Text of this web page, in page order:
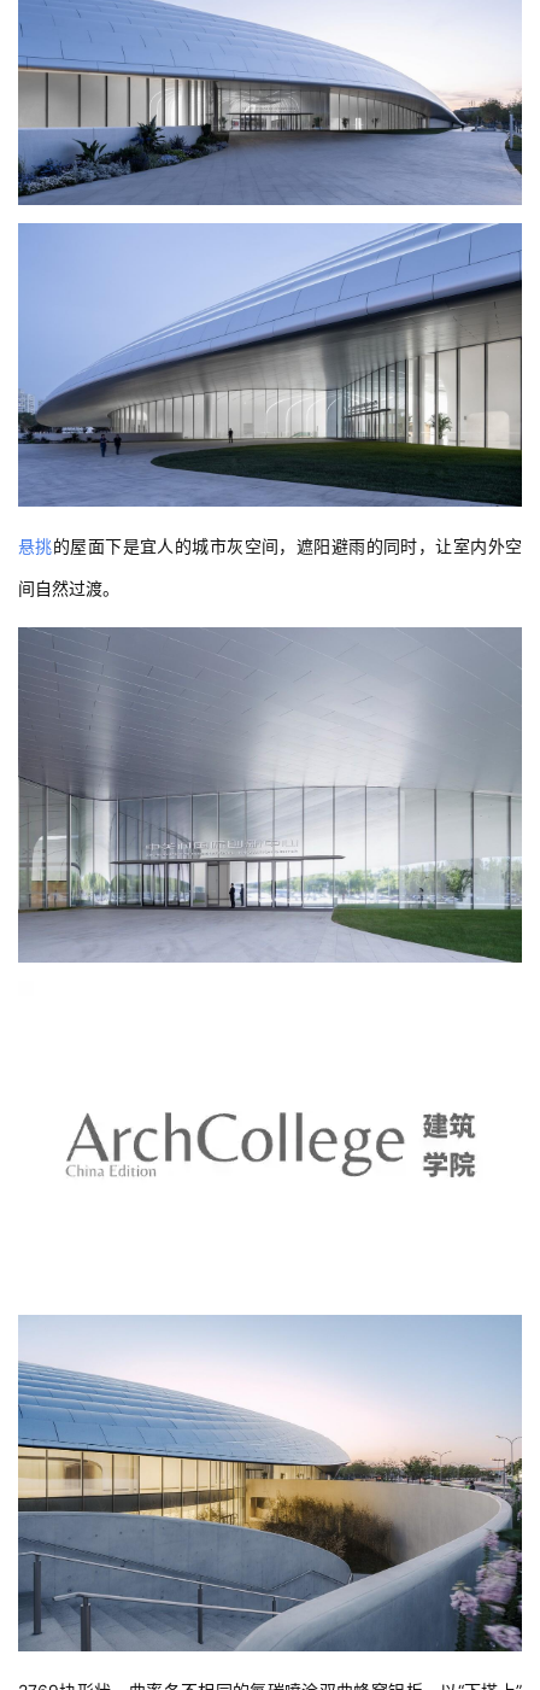
悬挑的屋面下是宜人的城市灰空间，遮阳避雨的同时，让室内外空
间自然过渡。